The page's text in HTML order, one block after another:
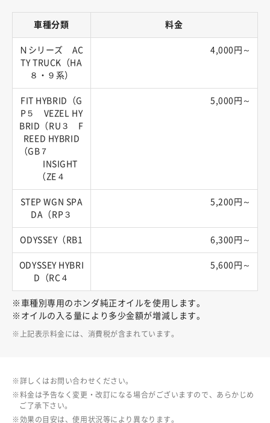
車種分類 料金
Ｎシリーズ AC
TY TRUCK（HA
８・９系）
4,000円～
FIT HYBRID（G
P５ VEZEL HY
BRID（RU３ F
REED HYBRID
（GB７
INSIGHT
（ZE４
5,000円～
STEP WGN SPA
DA（RP３
5,200円～
ODYSSEY（RB1 6,300円～
ODYSSEY HYBRI
D（RC４
5,600円～
※車種別専用のホンダ純正オイルを使用します。
※オイルの入る量により多少金額が増減します。
上記表示料金には、消費税が含まれています。
詳しくはお問い合わせください。
料金は予告なく変更・改訂になる場合がございますので、あらかじめ
ご了承下さい。
効果の目安は、使用状況等により異なります。